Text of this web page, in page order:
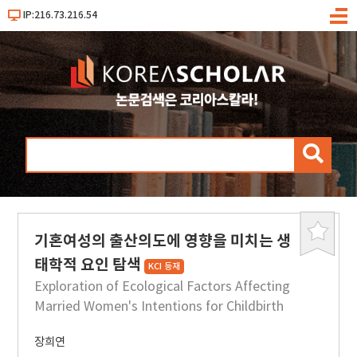
IP:216.73.216.54
메
검
북
기혼여성의 출산의도에 영향을 미치는 생
태학적 요인 탐색 KCI 등재
Exploration of Ecological Factors Affecting
Married Women's Intentions for Childbirth
장희연